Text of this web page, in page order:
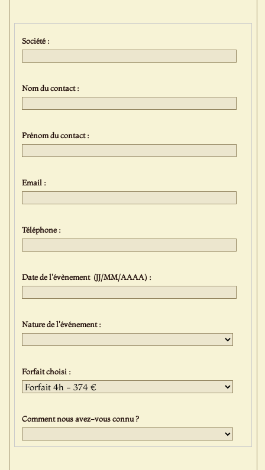
Société :
Nom du contact :
Prénom du contact :
Email :
Téléphone :
Date de l'évènement (JJ/MM/AAAA) :
Nature de l'événement :
Forfait choisi :
Comment nous avez-vous connu ?